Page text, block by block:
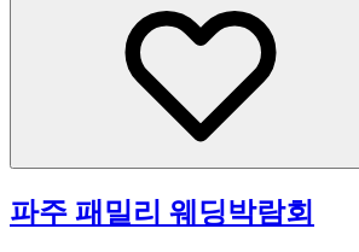
파주 패밀리 웨딩박람회